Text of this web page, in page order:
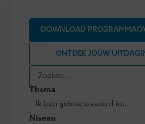
DOWNLOAD
ONTDEK JOUW
Thema
Ik ben geïnteresseerd in...
Niveau